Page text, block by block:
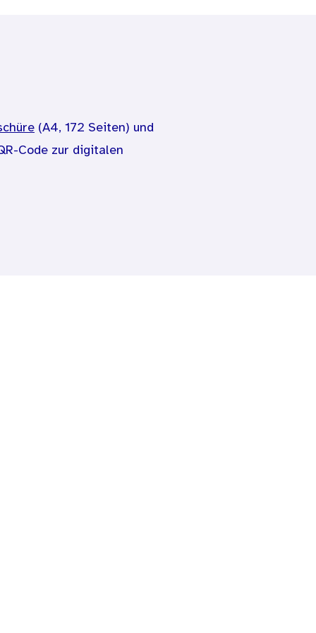
(A4, 172 Seiten) und
Code zur digitalen
Eltern. Die
beinhaltet einen QR-